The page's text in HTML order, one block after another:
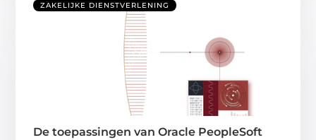
ZAKELIJKE DIENSTVERLENING
De toepassingen van Oracle PeopleSoft